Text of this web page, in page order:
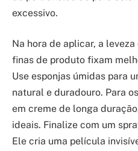
excessivo.
Na hora de aplicar, a
finas de produto fixam
Use esponjas úmidas para
natural e duradouro. Para
em creme de longa
ideais. Finalize com um
Ele cria uma película